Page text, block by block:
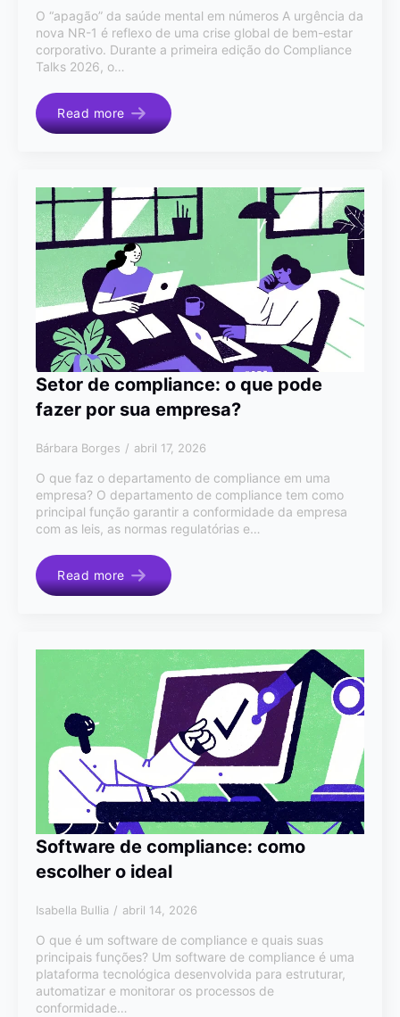
O “apagão” da saúde mental em números A urgência da
nova NR-1 é reflexo de uma crise global de bem-estar
corporativo. Durante a primeira edição do Compliance
Talks 2026, o…
Read more
Setor de compliance: o que pode
fazer por sua empresa?
Bárbara Borges abril 17, 2026
O que faz o departamento de compliance em uma
empresa? O departamento de compliance tem como
principal função garantir a conformidade da empresa
com as leis, as normas regulatórias e…
Read more
Software de compliance: como
escolher o ideal
Isabella Bullia abril 14, 2026
O que é um software de compliance e quais suas
principais funções? Um software de compliance é uma
plataforma tecnológica desenvolvida para estruturar,
automatizar e monitorar os processos de
conformidade…